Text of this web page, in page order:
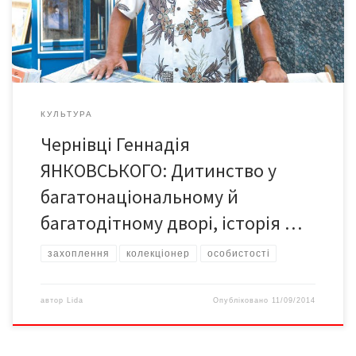
же різноплановий і різнорівневий, як і самі Чернівці… Чернівці
без Гени […]
КУЛЬТУРА
Чернівці Геннадія
ЯНКОВСЬКОГО: Дитинство у
багатонаціональному й
багатодітному дворі, історія …
захоплення колекціонер особистості
автор Lida Опубліковано 11/09/2014